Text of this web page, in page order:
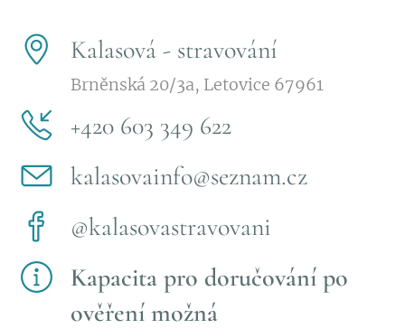
Kalasová - stravování
Brněnská 20/3a, Letovice 67961
+420 603 349 622
kalasovainfo@seznam.cz
@kalasovastravovani
Kapacita pro doručování po
ověření možná